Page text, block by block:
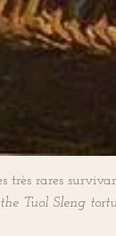
rares
Tuol Sleng